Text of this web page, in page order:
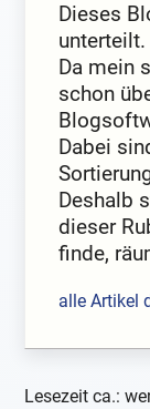
Dieses
unterteilt.
Da mein
schon
Dabei
Deshalb
dieser
finde,
alle Artikel
Lesezeit ca.: